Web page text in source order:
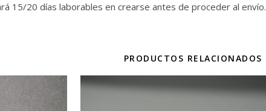
15/20 días laborables en crearse antes de proceder al
PRODUCTOS RELACIONADOS